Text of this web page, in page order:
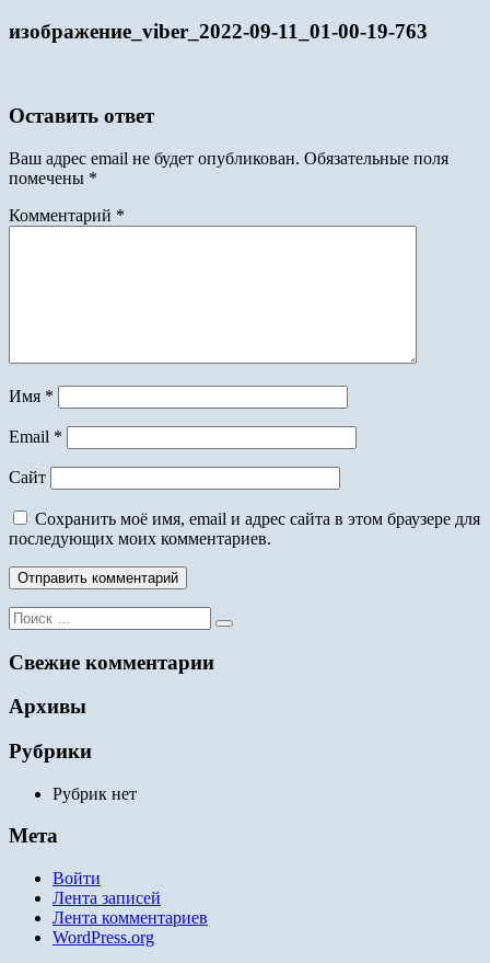
изображение_viber_2022-09-11_01-00-19-763
Оставить ответ
Ваш адрес email не будет опубликован. Обязательные поля
помечены *
Комментарий *
Имя *
Email *
Сайт
Сохранить моё имя, email и адрес сайта в этом браузере для
последующих моих комментариев.
Поиск
для:
Свежие комментарии
Архивы
Рубрики
Рубрик нет
Мета
Войти
Лента записей
Лента комментариев
WordPress.org